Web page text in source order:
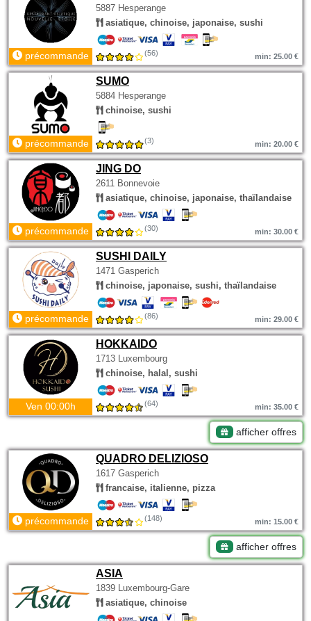
5887 Hesperange
asiatique, chinoise, japonaise, sushi
précommande (56) min: 25.00 €
SUMO
5884 Hesperange
chinoise, sushi
précommande (3) min: 20.00 €
JING DO
2611 Bonnevoie
asiatique, chinoise, japonaise, thaïlandaise
précommande (30) min: 30.00 €
SUSHI DAILY
1471 Gasperich
chinoise, japonaise, sushi, thaïlandaise
précommande (86) min: 29.00 €
HOKKAIDO
1713 Luxembourg
chinoise, halal, sushi
Ven 00:00h (64) min: 35.00 €
afficher offres
QUADRO DELIZIOSO
1617 Gasperich
francaise, italienne, pizza
précommande (148) min: 15.00 €
afficher offres
ASIA
1839 Luxembourg-Gare
asiatique, chinoise